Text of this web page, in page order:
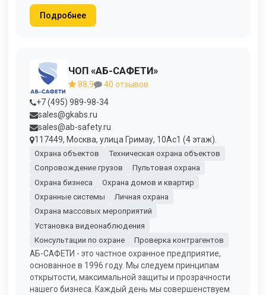
Подробнее
ЧОП «АБ-САФЕТИ»
88,9
40 отзывов
+7 (495) 989-98-34
sales@gkabs.ru
sales@ab-safety.ru
117449, Москва, улица Гримау, 10Ас1 (4 этаж).
Охрана объектов
Техническая охрана объектов
Сопровождение грузов
Пультовая охрана
Охрана бизнеса
Охрана домов и квартир
Охранные системы
Личная охрана
Охрана массовых мероприятий
Установка видеонаблюдения
Консультации по охране
Проверка контрагентов
АБ-САФЕТИ - это частное охранное предприятие,
основанное в 1996 году. Мы следуем принципам
открытости, максимальной защиты и прозрачности
нашего бизнеса. Каждый день мы совершенствуем